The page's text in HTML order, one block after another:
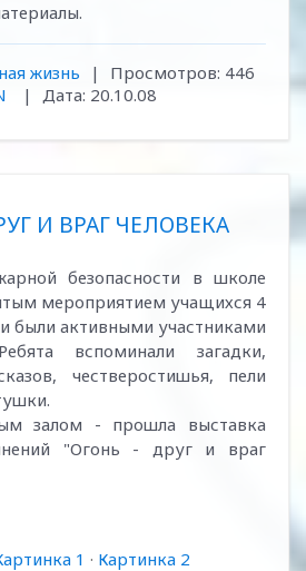
жизнь | Просмотров: 446
| Дата: 20.10.08
И ВРАГ ЧЕЛОВЕКА
безопасности в школе
мероприятием учащихся 4
были активными участниками
вспоминали загадки,
честверостишья, пели
залом - прошла выставка
"Огонь - друг и враг
1 · Картинка 2